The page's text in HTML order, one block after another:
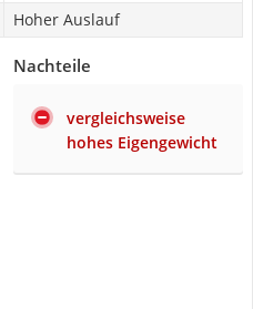
Hoher Auslauf
Nachteile
vergleichsweise
hohes Eigengewicht